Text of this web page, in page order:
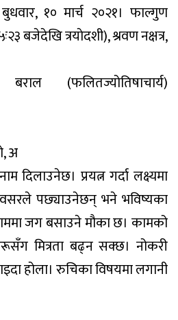
१० मार्च २०२१। फाल्गुण
बजेदेखि त्रयाेदशी), श्रवण नक्षत्र,
बराल (फलितज्योतिषाचार्य)
अ
दिलाउनेछ। प्रयत्न गर्दा लक्ष्यमा
पछ्याउनेछन् भने भविष्यका
जग बसाउने मौका छ। कामको
मित्रता बढ्न सक्छ। नोकरी
होला। रुचिका विषयमा लगानी